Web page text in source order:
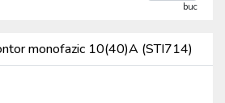
buc
monofazic 10(40)A (STI714)